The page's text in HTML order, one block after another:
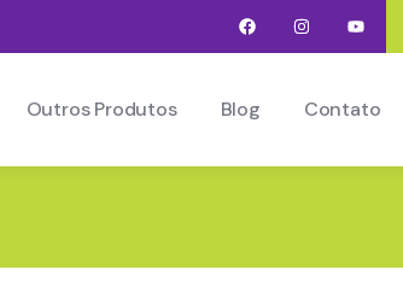
Outros Produtos Blog Contato